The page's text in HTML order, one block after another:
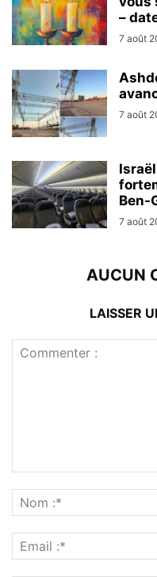
–
7 août
7 août
Ben-
7 août
AUCUN
LAISSER